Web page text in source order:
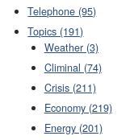
Telephone (95)
Topics (191)
Weather (3)
Climinal (74)
Crisis (211)
Economy (219)
Energy (201)